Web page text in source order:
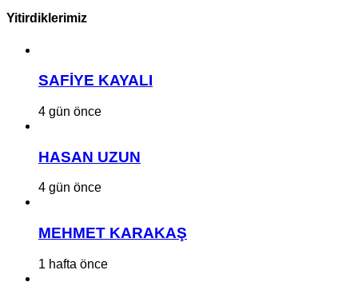
Yitirdiklerimiz
SAFİYE KAYALI
4 gün önce
HASAN UZUN
4 gün önce
MEHMET KARAKAŞ
1 hafta önce